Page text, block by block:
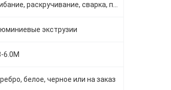
экструзии
6.0M
белое, черное или на заказ